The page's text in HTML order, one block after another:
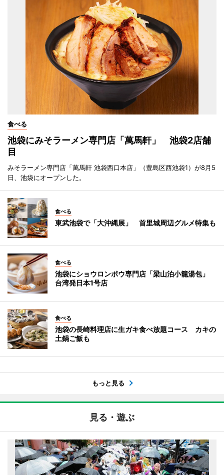
食べる
池袋にみそラーメン専門店「萬馬軒」 池袋2店舗
目
みそラーメン専門店「萬馬軒 池袋西口本店」（豊島区西池袋1）が8月5
日、池袋にオープンした。
食べる
東武池袋で「大沖縄展」 首里城周辺グルメ特集も
食べる
池袋にショウロンポウ専門店「梁山泊小籠湯包」
台湾発日本1号店
食べる
池袋の長崎料理店に生ガキ食べ放題コース カキの
土鍋ご飯も
もっと見る
見る・遊ぶ